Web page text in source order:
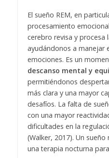
El sueño REM, en
procesamiento
cerebro revisa y procesa
ayudándonos a manejar
emociones. Es un
descanso mental y
permitiéndonos
más clara y una mayor
desafíos. La falta de
con una mayor
dificultades en la
(Walker, 2017). Un
una terapia nocturna